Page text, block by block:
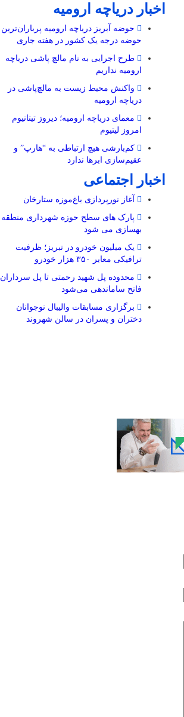
اخبار دریاچه ارومیه
حوضه آبریز دریاچه ارومیه پرباران‌ترین
حوضه‌ درجه یک کشور در هفته جاری
طرح اجرایی به نام مالچ پاشی دریاچه
ارومیه نداریم
واکنش محیط زیست به مالچ‌پاشی در
دریاچه ارومیه
معمای دریاچه ارومیه؛ دیروز تیتانیوم
امروز لیتیوم
کم‌بارشی هیچ ارتباطی به “هارپ” و
عقیم‌سازی ابرها ندارد
اخبار اجتماعی
آغاز نورپردازی باغ‌موزه ستارخان
بهسازی می شود
یک میلیون خودرو در تبریز؛ ظرفیت
ترافیکی معابر ۳۵۰ هزار خودرو
محدوده پل شهید رحمتی تا پل سرداران
فاتح ساماندهی می‌شود
برگزاری مسابقات والیبال نوجوانان
دختران و پسران در سالن شهروند